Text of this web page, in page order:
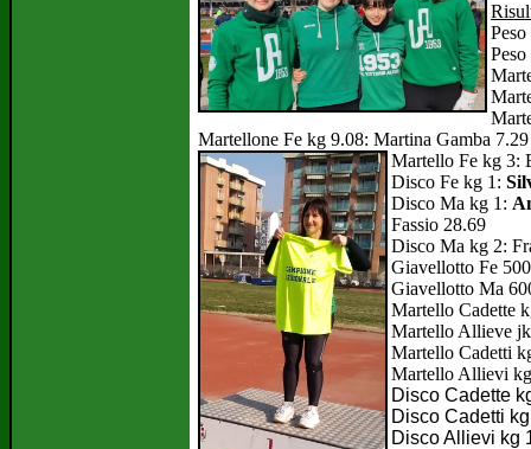
Martellone Fe kg 9.08: Martina Gamba 7.29
Martello Fe kg 3:
Disco Fe kg 1: Si
Disco Ma kg 1:
Fassio 28.69
Disco Ma kg 2:
Giavellotto Fe
Giavellotto Ma
Martello Cadette
Martello Allieve
Martello Cadetti
Martello Allievi
Disco Cadette
Disco Cadetti
Disco Allievi kg